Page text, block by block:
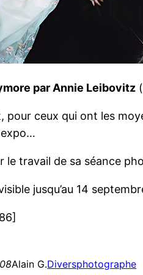
par Annie Leibovitz
pour ceux qui ont les
le travail de sa séance
jusqu’au 14
Alain G.Diversphotographe